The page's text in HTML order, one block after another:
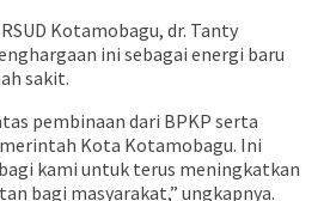
Kotamobagu, dr. Tanty
ini sebagai energi baru
sakit.
pembinaan dari BPKP serta
Kota Kotamobagu. Ini
kami untuk terus meningkatkan
bagi masyarakat,” ungkapnya.